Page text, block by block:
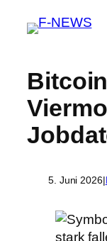
5. Juni 2026|